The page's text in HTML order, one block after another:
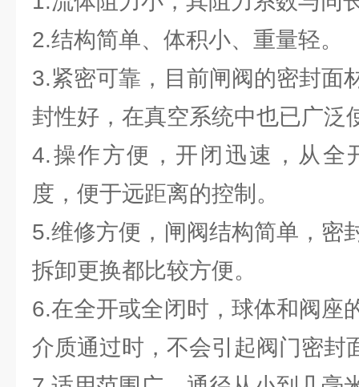
2.结构简单、体积小、重量轻。
3.紧密可靠，目前闸阀的密封面
封性好，在真空系统中也已广泛
4.操作方便，开闭迅速，从全
度，便于远距离的控制。
5.维修方便，闸阀结构简单，密
拆卸更换都比较方便。
6.在全开或全闭时，球体和阀座
介质通过时，不会引起阀门密封